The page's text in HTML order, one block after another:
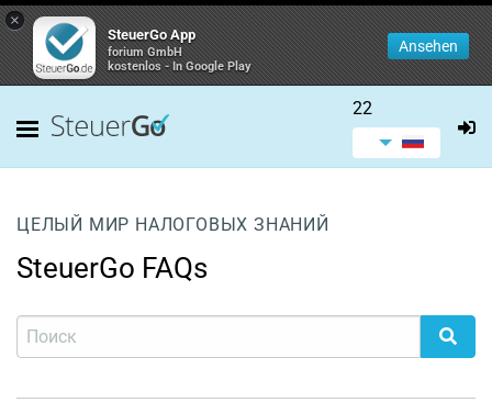
×
SteuerGo App
forium GmbH
kostenlos - In Google Play
Ansehen
22
ЦЕЛЫЙ МИР НАЛОГОВЫХ ЗНАНИЙ
SteuerGo FAQs